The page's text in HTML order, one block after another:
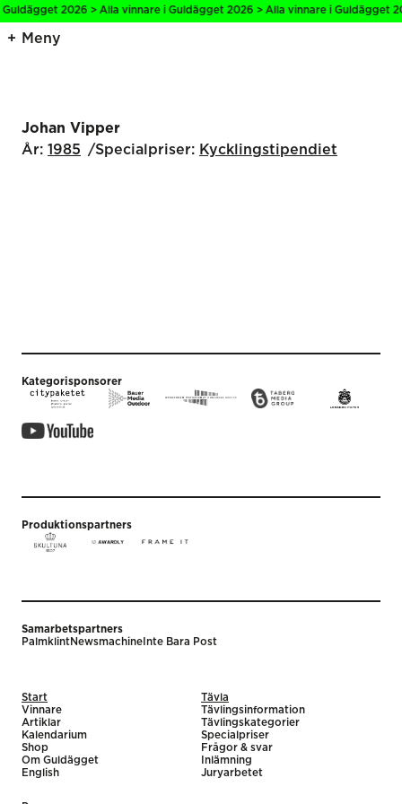
2026 > Alla vinnare i Guldägget 2026 > Alla vinnare i
Meny
Johan Vipper
År: 1985 Specialpriser: Kyckling­stipendiet
Kategorisponsorer
Produktionspartners
Samarbetspartners
PalmklintNewsmachine Inte Bara Post
Start
Vinnare
Artiklar
Kalendarium
Shop
Om Guldägget
English
Tävla
Tävlingsinformation
Tävlingskategorier
Specialpriser
Frågor & svar
Inlämning
Juryarbetet